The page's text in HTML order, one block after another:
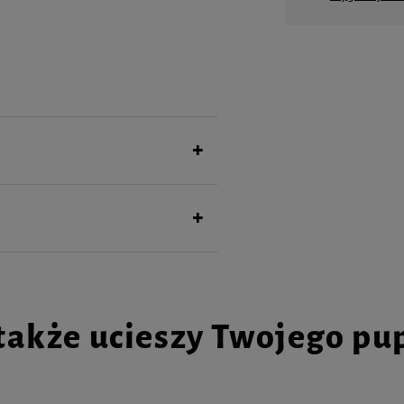
tzw. „karmą domową” lub
zwierzęce.
mg; magnez 3,8 mg; witaminy: A 473
ucieszy Twojego